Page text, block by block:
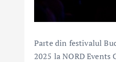
Parte din festivalul
2025 la NORD